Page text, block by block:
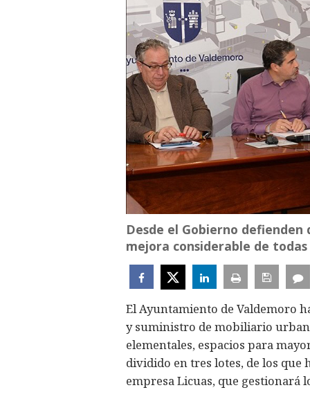
Desde el Gobierno defienden
mejora considerable de todas
El Ayuntamiento de Valdemoro
y suministro de mobiliario
elementales, espacios para
dividido en tres lotes, de los que
empresa Licuas, que gestionará